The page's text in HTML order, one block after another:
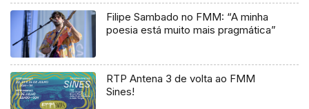
Filipe Sambado no FMM: “A minha
poesia está muito mais pragmática”
RTP Antena 3 de volta ao FMM
Sines!